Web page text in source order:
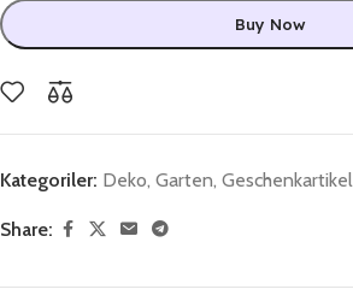
Buy Now
Kategoriler: Deko, Garten, Geschenkartikel
Share: